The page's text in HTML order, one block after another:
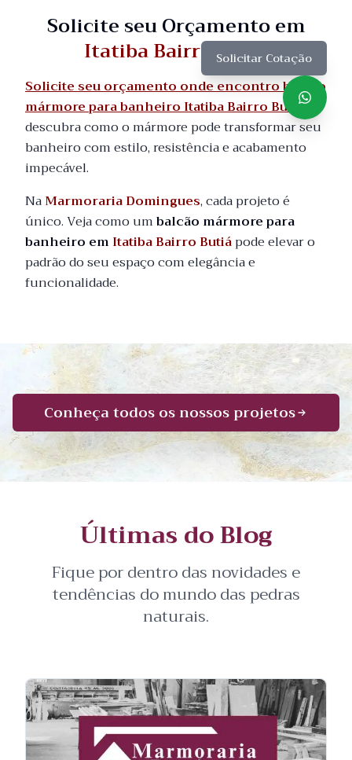
Solicite seu Orçamento em
Itatiba Bairro Butiá
Solicite seu orçamento onde encontro balcão
mármore para banheiro Itatiba Bairro Butiáe
descubra como o mármore pode transformar seu
banheiro com estilo, resistência e acabamento
impecável.
NaMarmoraria Domingues, cada projeto é
único. Veja como umbalcão mármore para
banheiro emItatiba Bairro Butiápode elevar o
padrão do seu espaço com elegância e
funcionalidade.
Solicitar Cotação
Conheça todos os nossos projetos
Últimas do Blog
Fique por dentro das novidades e
tendências do mundo das pedras
naturais.